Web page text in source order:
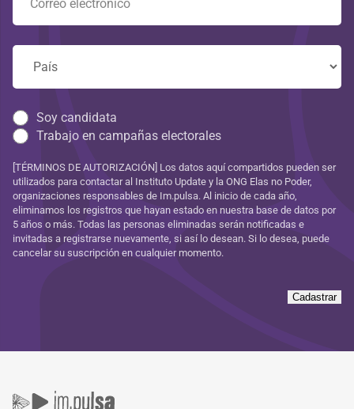
Soy candidata
Trabajo en campañas electorales
[TÉRMINOS DE AUTORIZACIÓN] Los datos aquí compartidos pueden ser
utilizados para contactar al Instituto Update y la ONG Elas no Poder,
organizaciones responsables de Im.pulsa. Al inicio de cada año,
eliminamos los registros que hayan estado en nuestra base de datos por
5 años o más. Todas las personas eliminadas serán notificadas e
invitadas a registrarse nuevamente, si así lo desean. Si lo desea, puede
cancelar su suscripción en cualquier momento.
Cadastrar